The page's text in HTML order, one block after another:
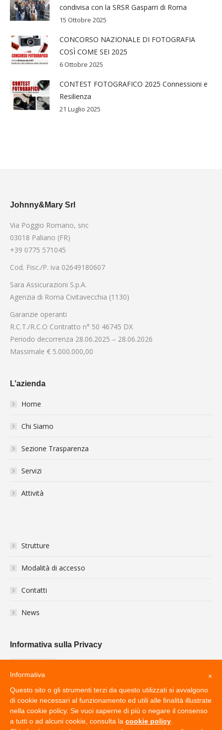
condivisa con la SRSR Gasparri di Roma
15 Ottobre 2025
CONCORSO NAZIONALE DI FOTOGRAFIA
COSÌ COME SEI 2025
6 Ottobre 2025
CONTEST FOTOGRAFICO 2025 Connessioni e
Resilienza
21 Luglio 2025
Johnny&Mary Srl
Via Poggio Romano, snc
03018 Paliano (FR)
+39 0775 571045
Cod. Fisc./P. iva 02649180607
Sara Assicurazioni S.p.A.
Agenzia di Roma Civitavecchia (1130)
Garanzie operanti
R.C.T./R.C.O Contratto n° 50 46745 DX
Periodo decorrenza 28.06.2025 – 28.06.2026
Massimale € 5.000.000,00
L’azienda
Home
Chi Siamo
Sezione Trasparenza
Servizi
Attività
Strutture
Modalità di accesso
Contatti
News
Informativa sulla Privacy
×
Informativa
Questo sito o gli strumenti terzi da questo utilizzati si avvalgono
di cookie necessari al funzionamento ed utili alle finalità illustrate
nella cookie policy. Se vuoi saperne di più o negare il consenso
a tutti o ad alcuni cookie, consulta la cookie policy